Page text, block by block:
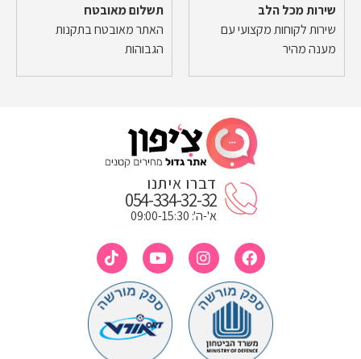
שירות מכל הלב
שירות לקוחות מקצועי עם
מענה מהיר
תשלום מאובטח
האתר מאובטח בתקנות
הגבוהות
דברו איתנו
054-334-32-32
א'-ה': 09:00-15:30